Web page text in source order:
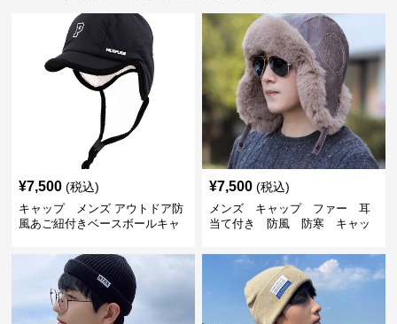
¥7,500 (税込)
キャップ メンズ アウトドア防
風あご紐付きベースボールキャ
¥7,500 (税込)
メンズ キャップ ファー 耳
当て付き 防風 防寒 キャッ